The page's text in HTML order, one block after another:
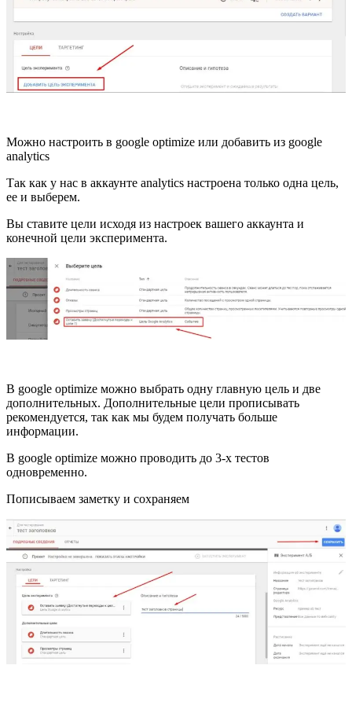
Можно настроить в google optimize или добавить из google
analytics
Так как у нас в аккаунте analytics настроена только одна цель,
ее и выберем.
Вы ставите цели исходя из настроек вашего аккаунта и
конечной цели эксперимента.
В google optimize можно выбрать одну главную цель и две
дополнительных. Дополнительные цели прописывать
рекомендуется, так как мы будем получать больше
информации.
В google optimize можно проводить до 3-х тестов
одновременно.
Пописываем заметку и сохраняем